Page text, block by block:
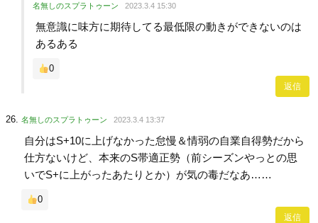
名無しのスプラトゥーン 2023.3.4 15:30
無意識に味方に期待してる最低限の動きができないのは
あるある
0
返信
名無しのスプラトゥーン 2023.3.4 13:37
自分はS+10に上げなかった怠慢＆情弱の自業自得勢だから
仕方ないけど、本来のS帯適正勢（前シーズンやっとの思
いでS+に上がったあたりとか）が気の毒だなあ……
0
返信